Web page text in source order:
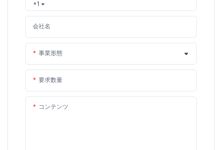
+1
会社名
事業形態
要求数量
コンテンツ